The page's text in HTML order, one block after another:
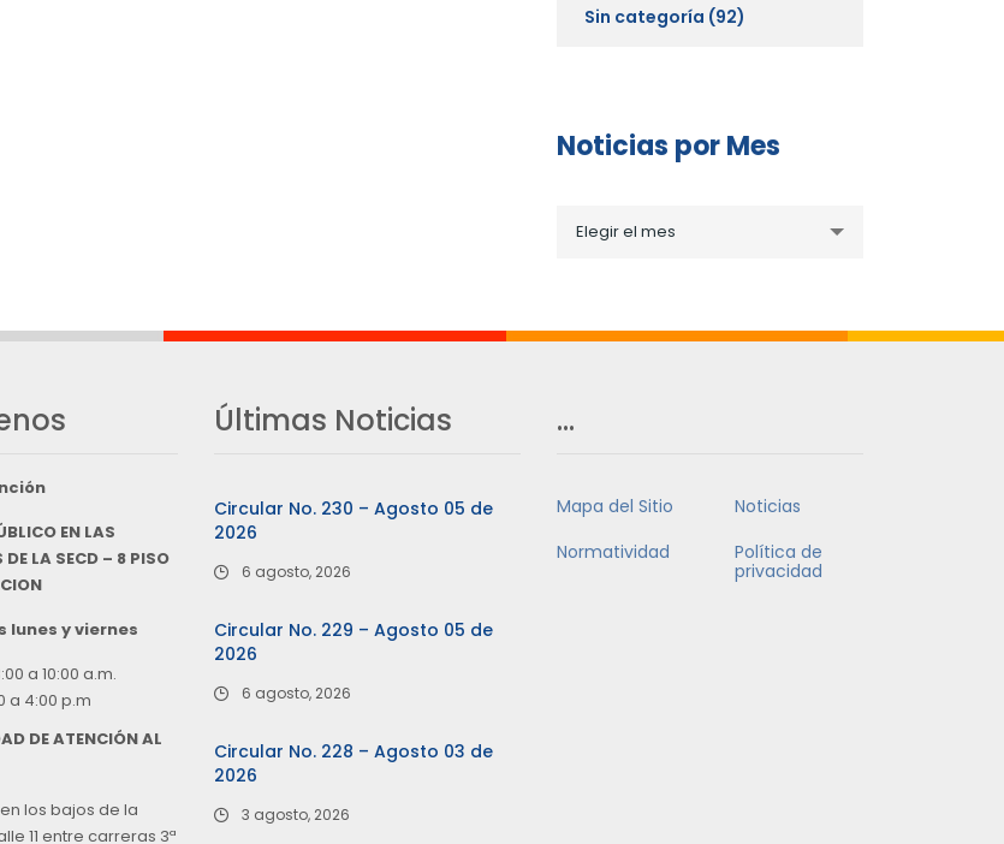
Sin categoría (92)
Noticias por Mes
porElegir el mes
EN LAS
LA SECD – 8 PISO
lunes y viernes
a 10:00 a.m.
a 4:00 p.m
DE ATENCIÓN AL
los bajos de la
11 entre carreras 3ª
Últimas Noticias
Circular No. 230 – Agosto 05 de
2026
6 agosto, 2026
Circular No. 229 – Agosto 05 de
2026
6 agosto, 2026
Circular No. 228 – Agosto 03 de
2026
3 agosto, 2026
…
Mapa del Sitio
Noticias
Normatividad
Política de
privacidad